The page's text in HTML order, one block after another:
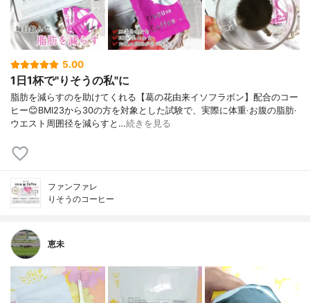
5.00
1日1杯で"りそうの私"に
脂肪を減らすのを助けてくれる【葛の花由来イソフラボン】配合のコー
ヒー😊BMI23から30の方を対象とした試験で、実際に体重·お腹の脂肪·
ウエスト周囲径を減らすと…続きを見る
ファンファレ
りそうのコーヒー
恵未